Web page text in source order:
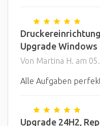
Upgrade Windows
Von Martina H. am
Alle Aufgaben
Upgrade 24H2,